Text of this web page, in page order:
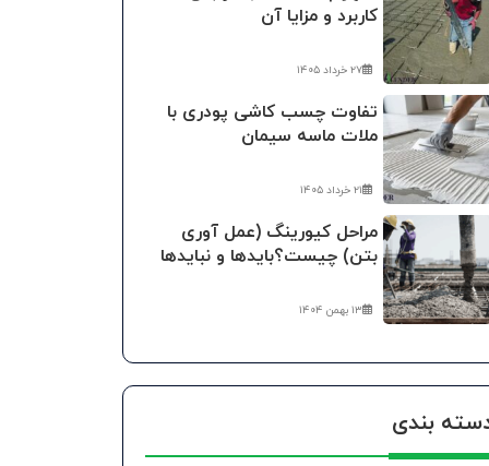
کاربرد و مزایا آن
۲۷ خرداد ۱۴۰۵
تفاوت چسب کاشی پودری با
ملات ماسه سیمان
۲۱ خرداد ۱۴۰۵
مراحل کیورینگ (عمل آوری
بتن) چیست؟بایدها و نبایدها
۱۳ بهمن ۱۴۰۴
بندی